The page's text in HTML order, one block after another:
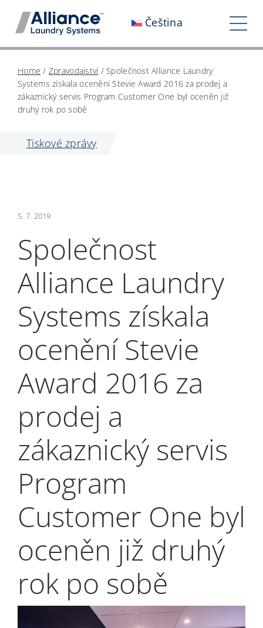
Čeština
Spolupracujte s námi
Kariéra
Investoři
Kontaktujte nás
My Alliance
Home / Zpravodajství/Společnost Alliance Laundry
Systems získala ocenění Stevie Award 2016 za prodej a
zákaznický servis Program Customer One byl oceněn již
druhý rok po sobě
Tiskové zprávy
5. 7. 2019
Společnost
Alliance Laundry
Systems získala
ocenění Stevie
Award 2016 za
prodej a
zákaznický servis
Program
Customer One byl
oceněn již druhý
rok po sobě